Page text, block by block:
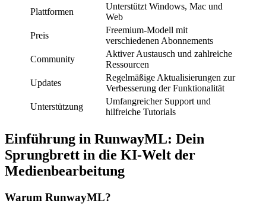
Plattformen
Unterstützt Windows, Mac und
Web
Preis
Freemium-Modell mit
verschiedenen Abonnements
Community
Aktiver Austausch und zahlreiche
Ressourcen
Updates
Regelmäßige Aktualisierungen zur
Verbesserung der Funktionalität
Unterstützung
Umfangreicher Support und
hilfreiche Tutorials
Einführung in RunwayML: Dein
Sprungbrett in die KI-Welt der
Medienbearbeitung
Warum RunwayML?